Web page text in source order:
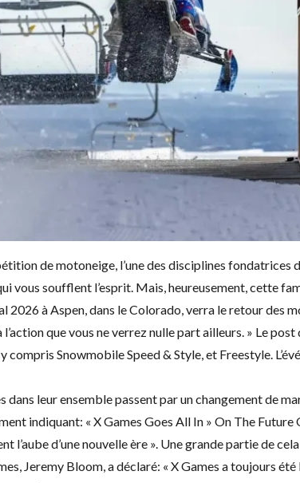
de motoneige, l’une des disciplines fondatrices
vous soufflent l’esprit. Mais, heureusement, cette
2026 à Aspen, dans le Colorado, verra le retour
que vous ne verrez nulle part ailleurs. » Le
compris Snowmobile Speed & Style, et Freestyle.
dans leur ensemble passent par un changement de
indiquant: « X Games Goes All In » On The
l’aube d’une nouvelle ère ». Une grande partie de
Jeremy Bloom, a déclaré: « X Games a toujours